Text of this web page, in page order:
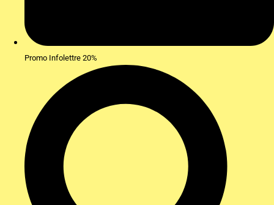
Promo Infolettre 20%